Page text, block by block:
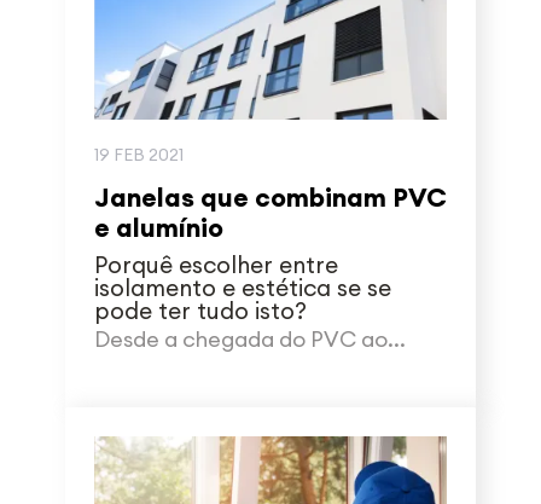
19 FEB 2021
Janelas que combinam PVC
e alumínio
Porquê escolher entre
isolamento e estética se se
pode ter tudo isto?
Desde a chegada do PVC ao...